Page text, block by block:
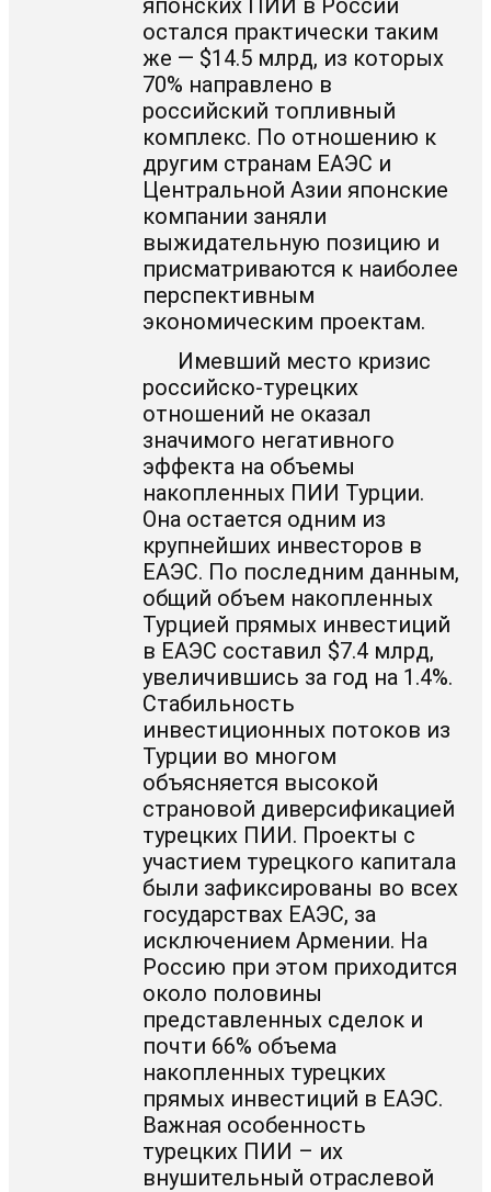
остался практически таким
же — $14.5 млрд, из которых
70% направлено в
российский топливный
комплекс. По отношению к
другим странам ЕАЭС и
Центральной Азии японские
компании заняли
выжидательную позицию и
присматриваются к наиболее
перспективным
экономическим проектам.
Имевший место кризис
российско-турецких
отношений не оказал
значимого негативного
эффекта на объемы
накопленных ПИИ Турции.
Она остается одним из
крупнейших инвесторов в
ЕАЭС. По последним данным,
общий объем накопленных
Турцией прямых инвестиций
в ЕАЭС составил $7.4 млрд,
увеличившись за год на 1.4%.
Стабильность
инвестиционных потоков из
Турции во многом
объясняется высокой
страновой диверсификацией
турецких ПИИ. Проекты с
участием турецкого капитала
были зафиксированы во всех
государствах ЕАЭС, за
исключением Армении. На
Россию при этом приходится
около половины
представленных сделок и
почти 66% объема
накопленных турецких
прямых инвестиций в ЕАЭС.
Важная особенность
турецких ПИИ – их
внушительный отраслевой